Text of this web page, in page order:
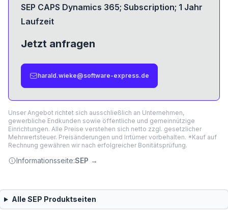
SEP CAPS Dynamics 365; Subscription; 1 Jahr
Laufzeit
Jetzt anfragen
harald.wieke@software-express.de
Unser Angebot richtet sich ausschließlich an Unternehmen,
gewerbliche Endkunden sowie öffentliche und gemeinnützige
Einrichtungen. Alle Preise verstehen sich netto zzgl. gesetzlicher
Mehrwertsteuer. Preisänderungen und Irrtümer vorbehalten. *Kauf auf
Rechnung gewähren wir nach erfolgreicher Bonitätsprüfung.
Informationsseite:SEP →
Alle SEP Produktseiten